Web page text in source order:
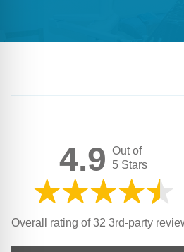
4.9 Out of
5 Stars
Overall rating of 32 3rd-party